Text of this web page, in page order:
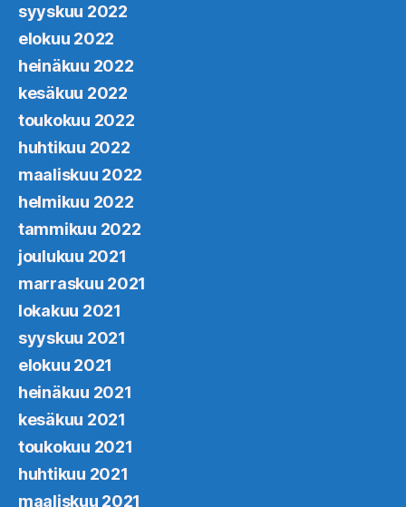
syyskuu 2022
elokuu 2022
heinäkuu 2022
kesäkuu 2022
toukokuu 2022
huhtikuu 2022
maaliskuu 2022
helmikuu 2022
tammikuu 2022
joulukuu 2021
marraskuu 2021
lokakuu 2021
syyskuu 2021
elokuu 2021
heinäkuu 2021
kesäkuu 2021
toukokuu 2021
huhtikuu 2021
maaliskuu 2021